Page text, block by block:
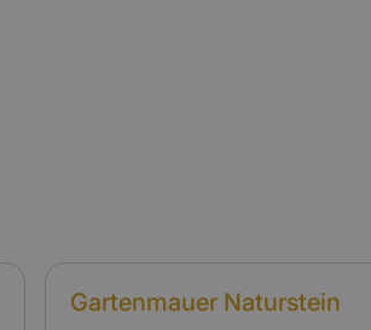
Gartenmauer Naturstein